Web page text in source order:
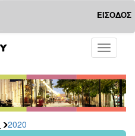
ΕΙΣΟΔΟΣ
Toggle
2020